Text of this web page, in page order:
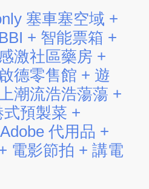
塞車塞空域 +
+ 智能票箱 +
激社區藥房 +
德零售館 + 遊
潮流浩浩蕩蕩 +
式預製菜 +
代用品 +
電影節拍 + 講電